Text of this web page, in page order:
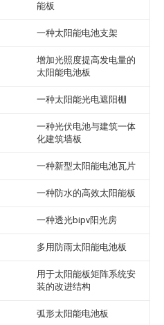
能板
一种太阳能电池支架
增加光照度提高发电量的
太阳能电池板
一种太阳能光电遮阳棚
一种光伏电池与建筑一体
化建筑墙板
一种新型太阳能电池瓦片
一种防水的高效太阳能板
一种透光bipv阳光房
多用防雨太阳能电池板
用于太阳能板矩阵系统安
装的改进结构
弧形太阳能电池板